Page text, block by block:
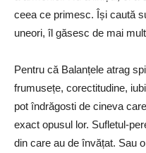
ceea ce primesc. Își caută
uneori, îl găsesc de mai
Pentru că Balanțele atrag
frumusețe, corectitudine,
pot îndrăgosti de cineva
exact opusul lor. Sufletul-
din care au de învățat. Sau